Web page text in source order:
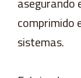
comprimido
sistemas.